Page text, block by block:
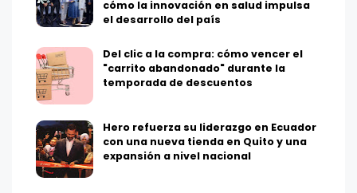
cómo la innovación en salud impulsa
el desarrollo del país
Del clic a la compra: cómo vencer el
"carrito abandonado" durante la
temporada de descuentos
Hero refuerza su liderazgo en Ecuador
con una nueva tienda en Quito y una
expansión a nivel nacional